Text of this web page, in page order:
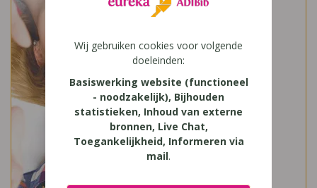
Wij gebruiken cookies voor volgende
doeleinden:
Basiswerking website (functioneel
- noodzakelijk), Bijhouden
statistieken, Inhoud van externe
bronnen, Live Chat,
Toegankelijkheid, Informeren via
mail.